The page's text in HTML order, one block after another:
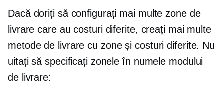
Dacă doriți să configurați mai multe zone de
livrare care au costuri diferite, creați mai multe
metode de livrare cu zone și costuri diferite. Nu
uitați să specificați zonele în numele modului
de livrare: